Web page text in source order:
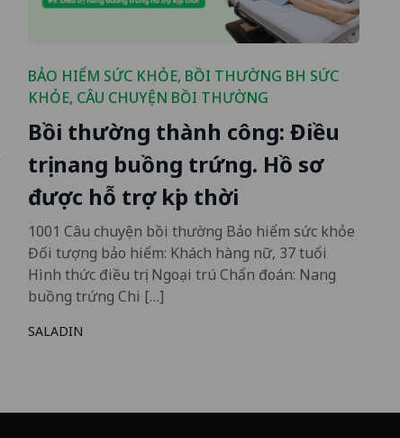
BẢO HIỂM SỨC KHỎE, BỒI THƯỜNG BH SỨC
KHỎE, CÂU CHUYỆN BỒI THƯỜNG
Bồi thường thành công: Điều
trị nang buồng trứng. Hồ sơ
được hỗ trợ kịp thời
1001 Câu chuyện bồi thường Bảo hiểm sức khỏe
Đối tượng bảo hiểm: Khách hàng nữ, 37 tuổi
Hình thức điều trị: Ngoại trú Chẩn đoán: Nang
buồng trứng Chi […]
SALADIN